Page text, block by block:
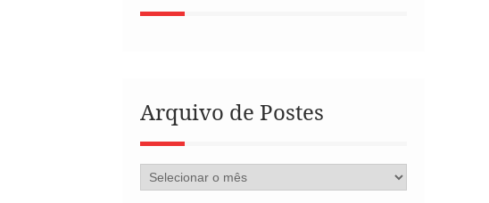
Arquivo de Postes
Arquivo